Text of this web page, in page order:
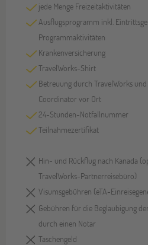
jede Menge Freizeitaktivitäten
Ausflugsprogramm inkl.
Programmaktivitäten
Krankenversicherung
TravelWorks-Shirt
Betreuung durch TravelWorks
Coordinator vor Ort
24-Stunden-Notfallnummer
Teilnahmezertifikat
Hin- und Rückflug nach Kanada
TravelWorks-Partnerreisebüro)
Visumsgebühren (eTA-
Gebühren für die Beglaubigung
durch einen Notar
Taschengeld